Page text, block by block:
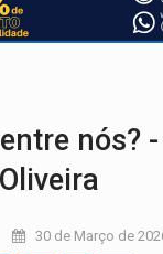
Entrega de 286
nós?
30 de Março de